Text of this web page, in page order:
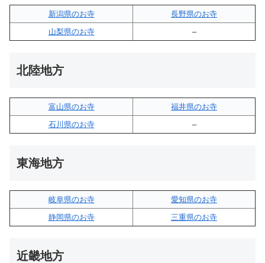
新潟県のお寺
長野県のお寺
山梨県のお寺
–
北陸地方
富山県のお寺
福井県のお寺
石川県のお寺
–
東海地方
岐阜県のお寺
愛知県のお寺
静岡県のお寺
三重県のお寺
近畿地方